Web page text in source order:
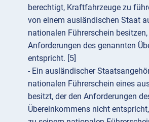
berechtigt, Kraftfahrzeuge zu
von einem ausländischen Staat
nationalen Führerschein besitzen,
Anforderungen des genannten
entspricht. [5]
- Ein ausländischer
nationalen Führerschein eines
besitzt, der den Anforderungen
Übereinkommens nicht